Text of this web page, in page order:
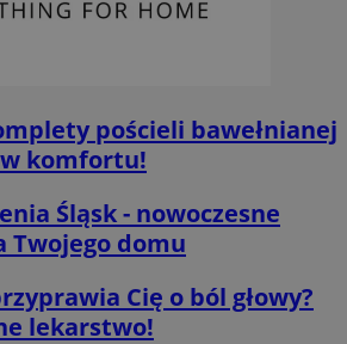
pościeli bawełnianej
komfortu!
Śląsk - nowoczesne
Twojego domu
Cię o ból głowy?
lekarstwo!